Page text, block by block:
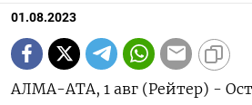
01.08.2023
АЛМА-АТА, 1 авг (Рейтер) -